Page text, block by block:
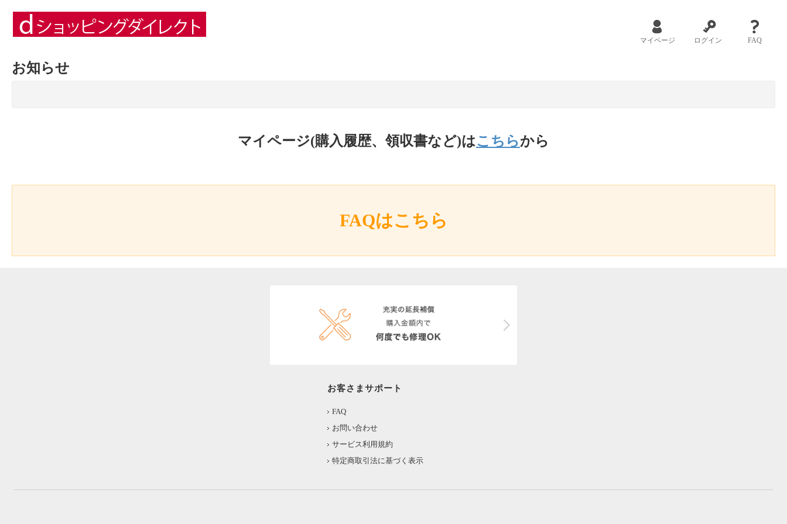
マイページ ログイン FAQ
お知らせ
マイページ(購入履歴、領収書など)はこちらから
FAQはこちら
お客さまサポート
FAQ
お問い合わせ
サービス利用規約
特定商取引法に基づく表示